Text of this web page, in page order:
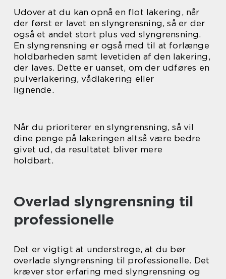
Udover at du kan opnå en flot lakering, når
der først er lavet en slyngrensning, så er der
også et andet stort plus ved slyngrensning.
En slyngrensning er også med til at forlænge
holdbarheden samt levetiden af den lakering,
der laves. Dette er uanset, om der udføres en
pulverlakering, vådlakering eller
lignende.
Når du prioriterer en slyngrensning, så vil
dine penge på lakeringen altså være bedre
givet ud, da resultatet bliver mere
holdbart.
Overlad slyngrensning til
professionelle
Det er vigtigt at understrege, at du bør
overlade slyngrensning til professionelle. Det
kræver stor erfaring med slyngrensning og